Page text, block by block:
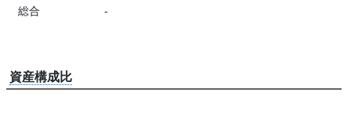
総合 -
資産構成比